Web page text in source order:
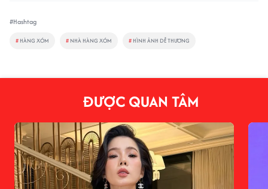
#Hashtag
# HÀNG XÓM # NHÀ HÀNG XÓM # HÌNH ẢNH DỄ THƯƠNG
ĐƯỢC QUAN TÂM